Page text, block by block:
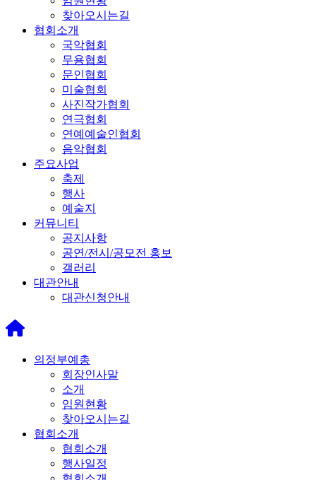
찾아오시는길
협회소개
국악협회
무용협회
문인협회
미술협회
사진작가협회
연극협회
연예예술인협회
음악협회
주요사업
축제
행사
예술지
커뮤니티
공지사항
공연/전시/공모전 홍보
갤러리
대관안내
대관신청안내
의정부예총
회장인사말
소개
임원현황
찾아오시는길
협회소개
협회소개
행사일정